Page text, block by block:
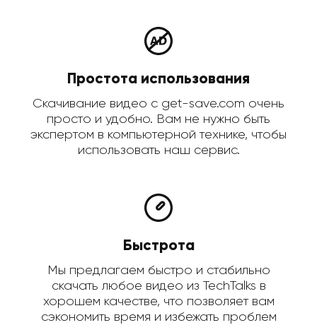
Простота использования
Скачивание видео с get-save.com очень
просто и удобно. Вам не нужно быть
экспертом в компьютерной технике, чтобы
использовать наш сервис.
Быстрота
Мы предлагаем быстро и стабильно
скачать любое видео из TechTalks в
хорошем качестве, что позволяет вам
сэкономить время и избежать проблем